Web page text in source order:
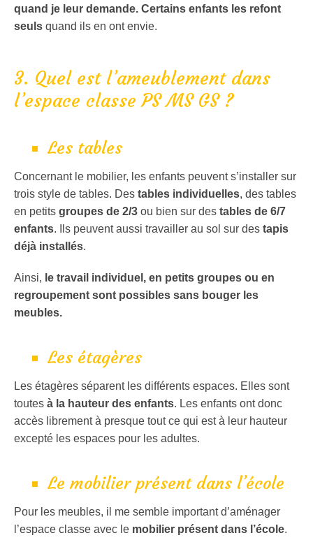
quand je leur demande. Certains enfants les refont
seuls quand ils en ont envie.
3. Quel est l’ameublement dans
l’espace classe PS MS GS ?
Les tables
Concernant le mobilier, les enfants peuvent s’installer sur
trois style de tables. Des tables individuelles, des tables
en petits groupes de 2/3 ou bien sur des tables de 6/7
enfants. Ils peuvent aussi travailler au sol sur des tapis
déjà installés.
Ainsi, le travail individuel, en petits groupes ou en
regroupement sont possibles sans bouger les
meubles.
Les étagères
Les étagères séparent les différents espaces. Elles sont
toutes à la hauteur des enfants. Les enfants ont donc
accès librement à presque tout ce qui est à leur hauteur
excepté les espaces pour les adultes.
Le mobilier présent dans l’école
Pour les meubles, il me semble important d’aménager
l’espace classe avec le mobilier présent dans l’école.